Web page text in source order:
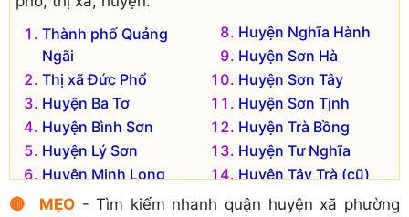
Xã Nghĩa An
Thành phố Quảng
Ngãi
Thị xã Đức Phổ
Huyện Ba Tơ
Huyện Bình Sơn
Huyện Lý Sơn
Huyện Minh Long
Huyện Mộ Đức
Huyện Nghĩa Hành
Huyện Sơn Hà
Huyện Sơn Tây
Huyện Sơn Tịnh
Huyện Trà Bồng
Huyện Tư Nghĩa
Huyện Tây Trà (cũ)
🔴 MẸO- Tìm kiếm nhanh quận huyện xã phường